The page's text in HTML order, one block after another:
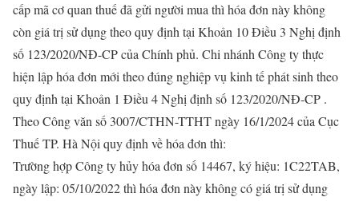
cấp mã cơ quan thuế đã gửi người mua thì hóa đơn này không
còn giá trị sử dụng theo quy định tại Khoản 10 Điều 3 Nghị định
số 123/2020/NĐ-CP của Chính phủ. Chi nhánh Công ty thực
hiện lập hóa đơn mới theo đúng nghiệp vụ kinh tế phát sinh theo
quy định tại Khoản 1 Điều 4 Nghị định số 123/2020/NĐ-CP .
Theo Công văn số 3007/CTHN-TTHT ngày 16/1/2024 của Cục
Thuế TP. Hà Nội quy định về hóa đơn thì:
Trường hợp Công ty hủy hóa đơn số 14467, ký hiệu: 1C22TAB,
ngày lập: 05/10/2022 thì hóa đơn này không có giá trị sử dụng